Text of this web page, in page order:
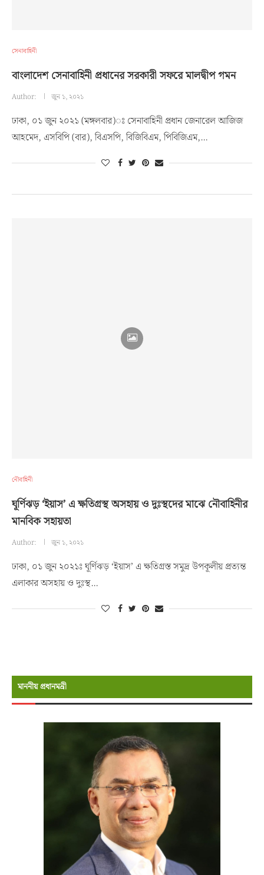
সেনাবাহিনী
বাংলাদেশ সেনাবাহিনী প্রধানের সরকারী সফরে মালদ্বীপ গমন
Author: জুন ১, ২০২১
ঢাকা, ০১ জুন ২০২১ (মঙ্গলবার)ঃ সেনাবাহিনী প্রধান জেনারেল আজিজ
আহমেদ, এসবিপি (বার), বিএসপি, বিজিবিএম, পিবিজিএম,…
নৌবাহিনী
ঘূর্ণিঝড় ‘ইয়াস’ এ ক্ষতিগ্রস্থ অসহায় ও দুঃস্থদের মাঝে নৌবাহিনীর
মানবিক সহায়তা
Author: জুন ১, ২০২১
ঢাকা, ০১ জুন ২০২১ঃ ঘূর্ণিঝড় ‘ইয়াস’ এ ক্ষতিগ্রস্ত সমুদ্র উপকূলীয় প্রত্যন্ত
এলাকার অসহায় ও দুঃস্থ…
মাননীয় প্রধানমন্রী